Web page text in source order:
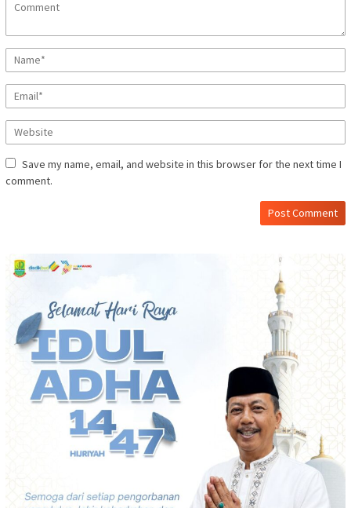
Save my name, email, and website in this browser for the next time I
comment.